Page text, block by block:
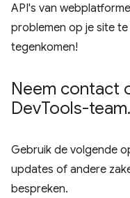
API's van
problemen op je site
tegenkomen!
Neem contact
DevTools-team.
Gebruik de volgende
updates of andere
bespreken.